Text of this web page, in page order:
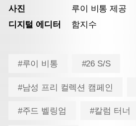
사진
루이 비통 제공
디지털 에디터
함지수
#루이 비통 #26 S/S
#남성 프리 컬렉션 캠페인
#주드 벨링엄 #칼럼 터너